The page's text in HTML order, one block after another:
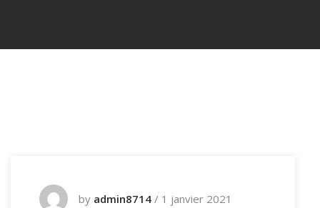
by admin8714 / 1 janvier 2021